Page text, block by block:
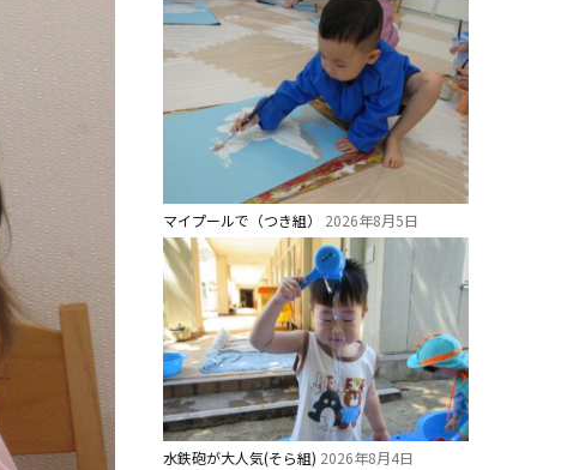
マイプールで（つき組） 2026年8月5日
水鉄砲が大人気(そら組) 2026年8月4日